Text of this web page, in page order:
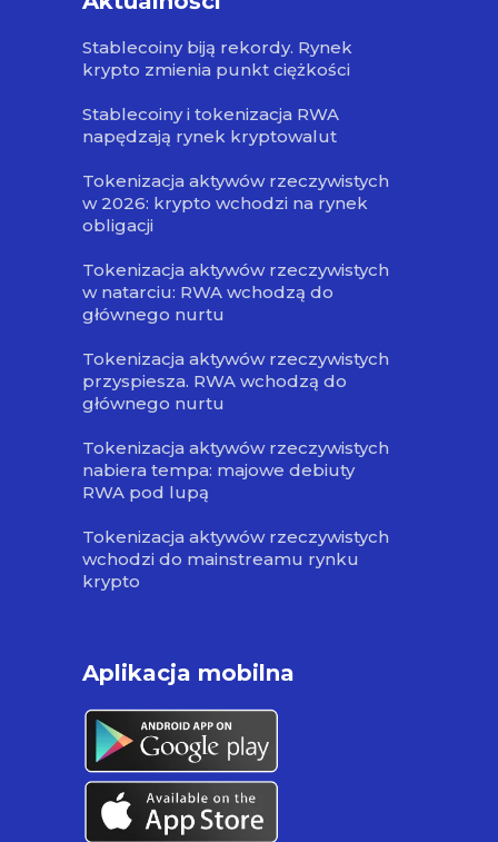
Stablecoiny biją rekordy. Rynek
krypto zmienia punkt ciężkości
Stablecoiny i tokenizacja RWA
napędzają rynek kryptowalut
Tokenizacja aktywów rzeczywistych
w 2026: krypto wchodzi na rynek
obligacji
Tokenizacja aktywów rzeczywistych
w natarciu: RWA wchodzą do
głównego nurtu
Tokenizacja aktywów rzeczywistych
przyspiesza. RWA wchodzą do
głównego nurtu
Tokenizacja aktywów rzeczywistych
nabiera tempa: majowe debiuty
RWA pod lupą
Tokenizacja aktywów rzeczywistych
wchodzi do mainstreamu rynku
krypto
Aplikacja mobilna